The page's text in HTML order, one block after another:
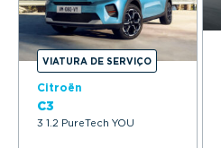
VIATURA DE SERVIÇO
Citroën
C3
3 1.2 PureTech YOU